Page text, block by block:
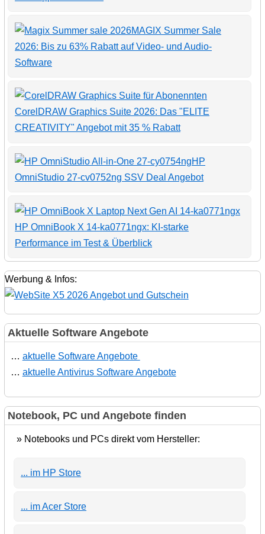
MAGIX Summer Sale
2026: Bis zu 63% Rabatt auf Video- und Audio-
Software
CorelDRAW Graphics Suite 2026: Das "ELITE
CREATIVITY" Angebot mit 35 % Rabatt
HP
OmniStudio 27-cv0752ng SSV Deal Angebot
HP OmniBook X 14-ka0771ngx: KI-starke
Performance im Test & Überblick
Werbung & Infos:
Aktuelle Software Angebote
… aktuelle Software Angebote
… aktuelle Antivirus Software Angebote
Notebook, PC und Angebote finden
» Notebooks und PCs direkt vom Hersteller:
... im HP Store
... im Acer Store